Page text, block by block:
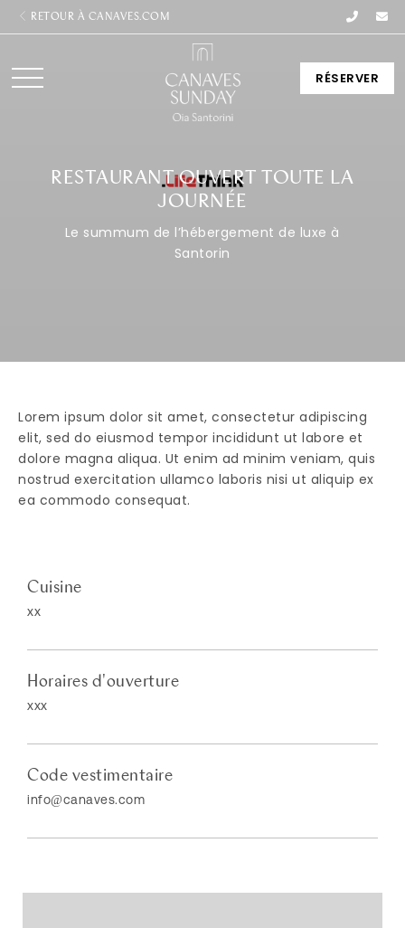
RETOUR À CANAVES.COM
RÉSERVER
RESTAURANT OUVERT TOUTE LA
JOURNÉE
Le summum de l’hébergement de luxe à
Santorin
Lorem ipsum dolor sit amet, consectetur adipiscing
elit, sed do eiusmod tempor incididunt ut labore et
dolore magna aliqua. Ut enim ad minim veniam, quis
nostrud exercitation ullamco laboris nisi ut aliquip ex
ea commodo consequat.
Cuisine
xx
Horaires d'ouverture
xxx
Code vestimentaire
info@canaves.com